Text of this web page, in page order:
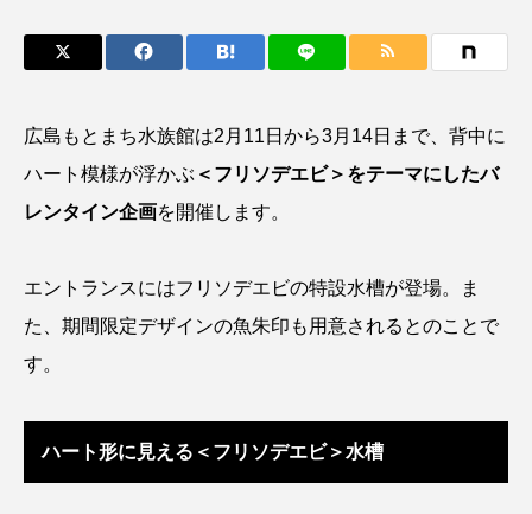
アイナメ アオウオ アオザメ
アオリイカ アカアジ アカカサゴ
アカクラゲ アカザ アカハタ
アサヒガニ アザアシ アシカ アジ
広島もとまち水族館は2月11日から3月14日まで、背中に
ハート模様が浮かぶ ＜フリソデエビ＞をテーマにしたバ
レンタイン企画を開催します。
エントランスにはフリソデエビの特設水槽が登場。ま
た、期間限定デザインの魚朱印も用意されるとのことで
す。
ハート形に見える＜フリソデエビ＞水槽